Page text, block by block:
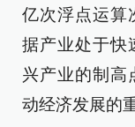
亿次浮点运算
据产业处于快
兴产业的制高
动经济发展的